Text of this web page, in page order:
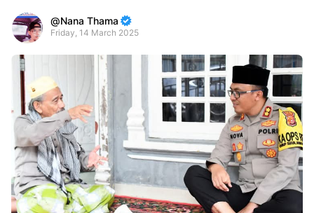
Nana Thama
Friday, 14 March 2025